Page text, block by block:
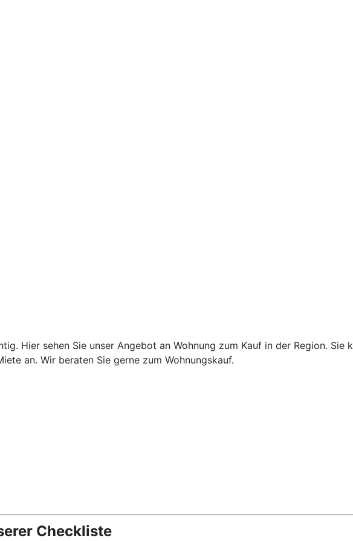
Hier sehen Sie unser Angebot an Wohnung zum Kauf in der Region. Sie
an. Wir beraten Sie gerne zum Wohnungskauf.
Checkliste